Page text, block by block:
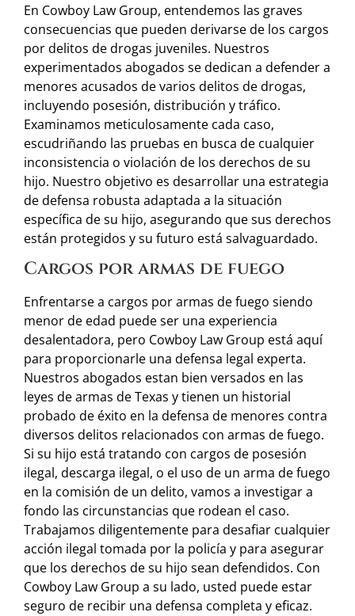
En Cowboy Law Group, entendemos las graves
consecuencias que pueden derivarse de los cargos
por delitos de drogas juveniles. Nuestros
experimentados abogados se dedican a defender a
menores acusados de varios delitos de drogas,
incluyendo posesión, distribución y tráfico.
Examinamos meticulosamente cada caso,
escudriñando las pruebas en busca de cualquier
inconsistencia o violación de los derechos de su
hijo. Nuestro objetivo es desarrollar una estrategia
de defensa robusta adaptada a la situación
específica de su hijo, asegurando que sus derechos
están protegidos y su futuro está salvaguardado.
Cargos por armas de fuego
Enfrentarse a cargos por armas de fuego siendo
menor de edad puede ser una experiencia
desalentadora, pero Cowboy Law Group está aquí
para proporcionarle una defensa legal experta.
Nuestros abogados estan bien versados en las
leyes de armas de Texas y tienen un historial
probado de éxito en la defensa de menores contra
diversos delitos relacionados con armas de fuego.
Si su hijo está tratando con cargos de posesión
ilegal, descarga ilegal, o el uso de un arma de fuego
en la comisión de un delito, vamos a investigar a
fondo las circunstancias que rodean el caso.
Trabajamos diligentemente para desafiar cualquier
acción ilegal tomada por la policía y para asegurar
que los derechos de su hijo sean defendidos. Con
Cowboy Law Group a su lado, usted puede estar
seguro de recibir una defensa completa y eficaz.